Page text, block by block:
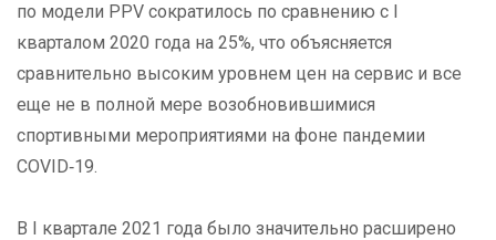
по модели PPV сократилось по сравнению с I
кварталом 2020 года на 25%, что объясняется
сравнительно высоким уровнем цен на сервис и все
еще не в полной мере возобновившимися
спортивными мероприятиями на фоне пандемии
COVID‑19.
В I квартале 2021 года было значительно расширено